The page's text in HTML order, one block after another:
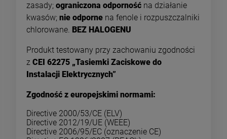
zasady; ograniczona odporność na działanie
kwasów; nie odporne na fenole i rozpuszczalniki
chlorowane. BEZ HALOGENU
Produkt testowany przy zachowaniu zgodności
z CEI 62275 „Tasiemki Zaciskowe do
Instalacji Elektrycznych”
Zgodność z europejskimi normami:
Directive 2000/53/CE (ELV)
Directive 2012/19/UE (WEEE)
Directive 2006/95/EC (oznaczenie CE)